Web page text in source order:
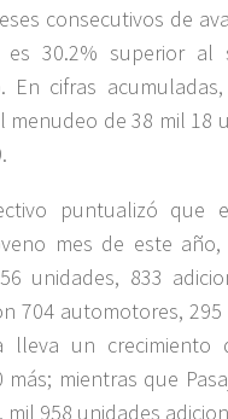
consecutivos de
es 30.2% superior al
En cifras
menudeo de 38 mil 18
puntualizó que
mes de este
unidades, 833
704 automotores,
lleva un
mientras que
mil 958 unidades